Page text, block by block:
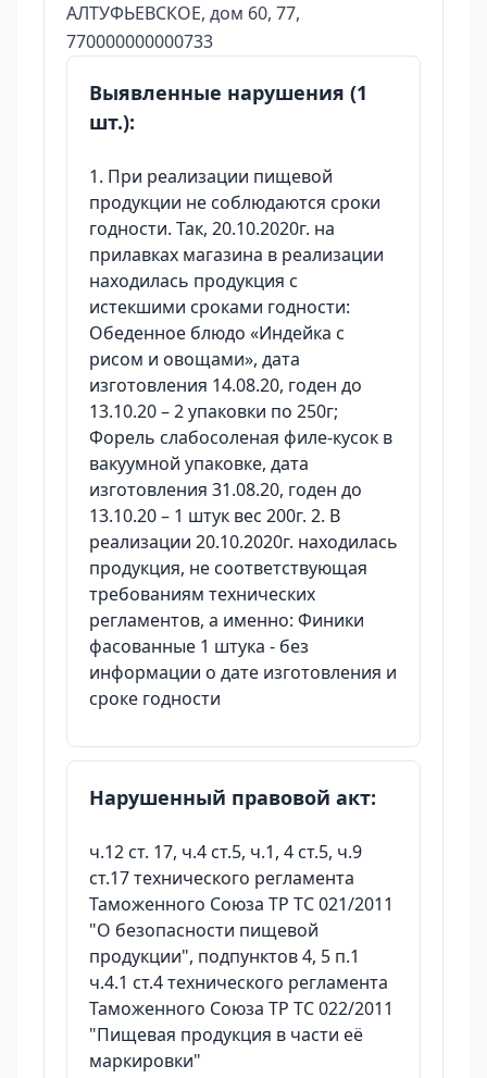
АЛТУФЬЕВСКОЕ, дом 60, 77,
770000000000733
Выявленные нарушения (1
шт.):
1. При реализации пищевой
продукции не соблюдаются сроки
годности. Так, 20.10.2020г. на
прилавках магазина в реализации
находилась продукция с
истекшими сроками годности:
Обеденное блюдо «Индейка с
рисом и овощами», дата
изготовления 14.08.20, годен до
13.10.20 – 2 упаковки по 250г;
Форель слабосоленая филе-кусок в
вакуумной упаковке, дата
изготовления 31.08.20, годен до
13.10.20 – 1 штук вес 200г. 2. В
реализации 20.10.2020г. находилась
продукция, не соответствующая
требованиям технических
регламентов, а именно: Финики
фасованные 1 штука - без
информации о дате изготовления и
сроке годности
Нарушенный правовой акт:
ч.12 ст. 17, ч.4 ст.5, ч.1, 4 ст.5, ч.9
ст.17 технического регламента
Таможенного Союза ТР ТС 021/2011
"О безопасности пищевой
продукции", подпунктов 4, 5 п.1
ч.4.1 ст.4 технического регламента
Таможенного Союза ТР ТС 022/2011
"Пищевая продукция в части её
маркировки"